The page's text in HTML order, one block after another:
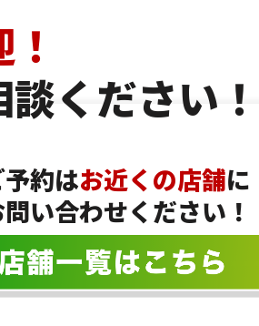
ください！
予約はお近くの店舗に
い合わせください！